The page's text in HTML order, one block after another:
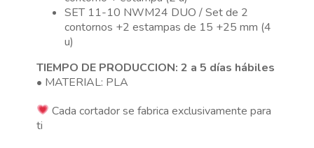
SET 11-10 NWM24 DUO / Set de 2
contornos +2 estampas de 15 +25 mm (4
u)
TIEMPO DE PRODUCCION: 2 a 5 días hábiles
• MATERIAL: PLA
Cada cortador se fabrica exclusivamente para
ti